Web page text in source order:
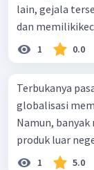
lain, gejala
dan
1 0.0
Terbukanya
globalisasi
Namun,
produk luar
1 5.0